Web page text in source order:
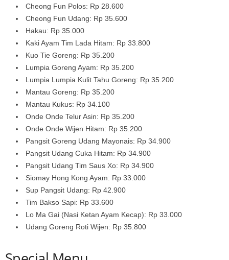
Cheong Fun Polos: Rp 28.600
Cheong Fun Udang: Rp 35.600
Hakau: Rp 35.000
Kaki Ayam Tim Lada Hitam: Rp 33.800
Kuo Tie Goreng: Rp 35.200
Lumpia Goreng Ayam: Rp 35.200
Lumpia Lumpia Kulit Tahu Goreng: Rp 35.200
Mantau Goreng: Rp 35.200
Mantau Kukus: Rp 34.100
Onde Onde Telur Asin: Rp 35.200
Onde Onde Wijen Hitam: Rp 35.200
Pangsit Goreng Udang Mayonais: Rp 34.900
Pangsit Udang Cuka Hitam: Rp 34.900
Pangsit Udang Tim Saus Xo: Rp 34.900
Siomay Hong Kong Ayam: Rp 33.000
Sup Pangsit Udang: Rp 42.900
Tim Bakso Sapi: Rp 33.600
Lo Ma Gai (Nasi Ketan Ayam Kecap): Rp 33.000
Udang Goreng Roti Wijen: Rp 35.800